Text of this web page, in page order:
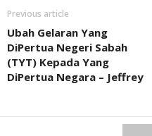
Previous article
Ubah Gelaran Yang
DiPertua Negeri Sabah
(TYT) Kepada Yang
DiPertua Negara – Jeffrey